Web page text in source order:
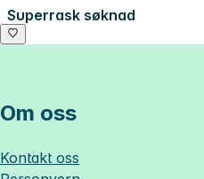
Superrask søknad
Om oss
Kontakt oss